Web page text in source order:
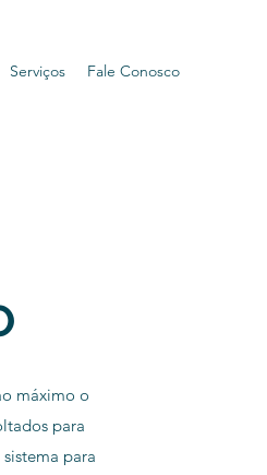
Serviços Fale Conosco
máximo o
para
para